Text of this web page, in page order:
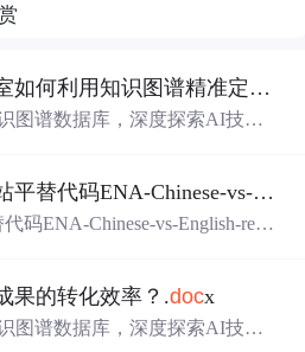
高校技术转移办公室如何利用知识图谱精准定位产业需求与技术适配点？.
图谱数据库，深度探索AI技术
案，推动科技创新与产业创新认知网络分析的网站平替代码ENA-Chinese-vs-English-reproducible.zip
码ENA-Chinese-vs-English-repro
果的转化效率？.docx
图谱数据库，深度探索AI技术